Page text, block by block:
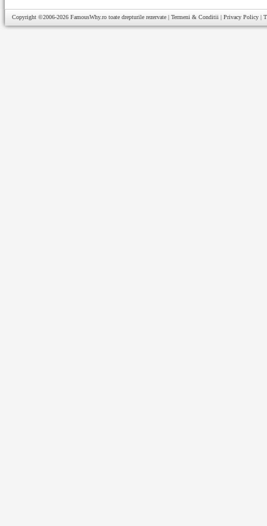
Copyright ©2006-2026 FamousWhy.ro toate drepturile rezervate | Termeni & Conditii | Privacy Policy |